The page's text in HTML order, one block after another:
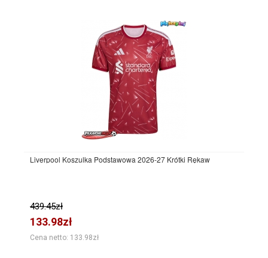
Liverpool Koszulka Podstawowa 2026-27 Krótki Rękaw
439.45zł
133.98zł
Cena netto: 133.98zł